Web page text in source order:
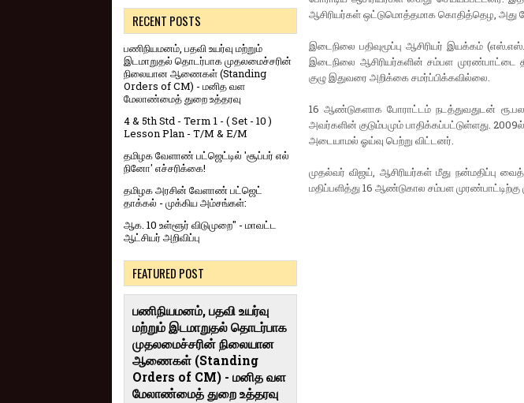
ஆசிரியர்கள் ஒட்டுமொத்தமாக கொதித்தெழ, அது
இடைநிலை பதிவுமூப்பு ஆசிரியர் இயக்கம்
இடைநிலை ஆசிரியர்களின் சம்பள முரண்பாட்டை
குழு இதுவரை அறிக்கை சமர்ப்பிக்கவில்லை.
16 ஆண்டுகளாக போராட்டம் நடத்துவதுடன்
அவர்களின் குடும்பமும் பாதிக்கப்பட்டுள்ளது.
அடையாமல் ஓய்வு பெற்று விட்டனர்.
முதல்வர் விஜய், ஆசிரியர்கள் மீது நன்மதிப்பு
மதிப்பளித்து 16 ஆண்டுகால சம்பள
RECENT POSTS
பணிநியமனம், பதவி உயர்வு மற்றும்
இடமாறுதல் தொடர்பாக முதலமைச்சரின்
நிலையான ஆணைகள் (Standing
Orders of CM) - மனித வள
மேலாண்மைத் துறை உத்தரவு
4 & 5th Std - Term 1 - ( Set - 10 )
Lesson Plan - T/M & E/M
தமிழக வேளாண் பட்ஜெட்டில் 'சூப்பர் எல்
நினோ' எச்சரிக்கை!
தமிழக அரசின் வேளாண் பட்ஜெட்
தாக்கல் - முக்கிய அம்சங்கள்:
ஆக. 10 உள்ளூர் விடுமுறை" - மாவட்ட
ஆட்சியர் அறிவிப்பு
FEATURED POST
பணிநியமனம், பதவி உயர்வு
மற்றும் இடமாறுதல் தொடர்பாக
முதலமைச்சரின் நிலையான
ஆணைகள் (Standing
Orders of CM) - மனித வள
மேலாண்மைத் துறை உத்தரவு